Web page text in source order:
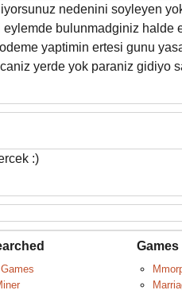
nedenini soyleyen
eylemde bulunmadginiz halde
yaptimin ertesi gunu
yerde yok paraniz gidiyo
:)